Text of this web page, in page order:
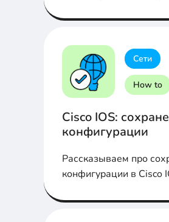
CUCM...
Сети
How to
Cisco IOS:
конфигурации
Рассказываем про
конфигурации в Cisco